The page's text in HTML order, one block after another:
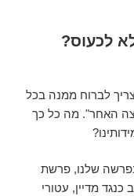
לכעוס?
לברוח ממנה בכל
האחר". מה כל כך
שלנו, פרשת
מדיין, עטורי